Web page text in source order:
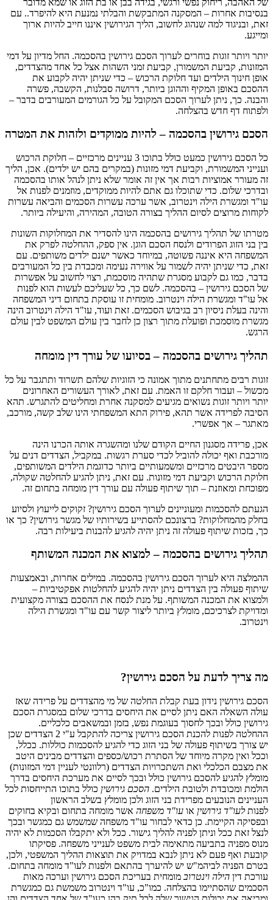
בנסיבות אחרות – המסקנה המתבקשת והבלתי נמנעת היא להיפרד.. עם
זאת, ובניגוד למה שנהוג לחשוב, הליך הגירושין איננו חייב להיות ארוך
ומייגע.
יותר ויותר זוגות בוחרים לערוך הסכם גירושין בהסכמה. החל מדיון על דמי
המזונות, קביעת המשמורן, קביעת זמני השהות אצל כל אחד מהצדדים,
אופן חינוך הילדים ועד חלוקת הרכוש – כדי שניתן יהיה לקבוע את
ההסכם באופן המקיף וההוגן ביותר, דרושה סבלנות, הקשבה, פשרה
והבנה. כך, ניתן לערוך הסכם המקובל על כל הגורמים המעורבים בדבר –
ולפתוח דף חדש בהצלחה.
הסכם גירושין בהסכמה – להיות ממוקדים ולזהות את המטרה
כל הסכם גירושין כמעט כולל בתוכו 3 עניינים מרכזיים – חלוקת הרכוש
וענייני המשמורת, וקביעת דמי מזונות (במקרים בהם יש ילדים). אכן, הליך
זה מעורר אמוציות רבות אך אין זה אומר שלא ניתן לנהל אותו בהסכמה
ובדרכי שלום. כדי שתוכלו גם אתם להיות ממוקדים, מוזמנים לפנות אל
עו"ד ומגשרת הילה וינטרוב, אשר ערכה עשרות הסכמים והביאה עשרות
לקוחות מרוצים לסיום ההליך בצורה הטובה, המהירה, והיעילה ביותר.
מטרתו של תהליך גירושים בהסכמה הינו להסדיר את המחלוקות השונות
בין בני הזוג הפרודים ולנסח הסכם הוגן. אין ספק, ההחלטה לפרק את
המשפחה היא איננה פשוטה, במיוחד כאשר ישנם ילדים משותפים. עם
זאת, כדי שניתן יהיה לשמור על אווירה נעימה ומכבדת בין כל המעורבים
בדבר, כמו גם לקבוע מסגרת שתהיה מוסכמת, רצוי לחשוב על אפשרות
של הסכם גירושין – בהסכמה. לשם כך, כל שעליכם לעשות הוא לפנות
אל עו"ד ומגשרת הילה וינטרוב. מומחית זו עוסקת בתחום דיני המשפחה
והינה בעלת ניסיון רב בגיבוש הסכמים. זאת ועוד, עו"ד הילה וינטרוב הינה
מגשרת מוסמכת ופועלת מתוך רצון כן לחבר בין עולם המשפט לבין עולם
הרגש.
תהליך גירושים בהסכמה – בסיועו של עורך דין מומחה
זוגות רבים מתחתנים מתוך אמונה כי הזוגיות שלהם תשרוד ותתגבר על כל
מכשול – ועבור חלקם זו האמת. עם זאת, לאורך העשורים האחרונים
יותר ויותר זוגות נשואים מגיעים למסקנה אחרת ומחליטים להתגרש. תהא
הסיבה לפרידה אשר תהא, פירוק התא המשפחתי הינו שלב קשה, מורכב,
מאתגר – אך אפשרי.
אכן, פרידה מסגנון החיים הקודם שלנו ומהשגרה אותה הכרנו הינה
מורכבת ואף יכולה להוביל לכדי סערת רגשות. במקביל, הצדדים דנים על
מספר היבטים מרכזיים ומשמעותיים ביותר כדוגמת הילדים המשותפים,
חלוקת הרכוש וקביעת דמי מזונות. עם זאת, ניתן להגיע להחלטה שקולה,
מפוכחת ומאוזנת – תוך שיתוף פעולה עם עורך דין מומחה בתחום זה.
הגעתם להסכמות ומעוניינים לערוך הסכם גירושין? זקוקים לייעוץ ולסיוע
בחלק מהמחלוקות? ברצונכם להסתייע בשירותיו של מגשר גירושין? כך או
כך, בזכות שיתוף פעולה זה ניתן יהיה להגיע להבנות ביעילות רבה.
תהליך גירושים בהסכמה – למצוא את המכנה המשותף
ההמלצה היא לערוך הסכם גירושין בהסכמה. במילים אחרות, ובאמצעות
שיתוף פעולה בין הצדדים ניתן יהיה להגיע להחלטות אפקטיביות –
ולמצוא את המכנה המשותף. על מנת לנסח את ההסכם בצורה מקצועית
ומדויקת לצרכיכם, מומלץ ביותר ליצור קשר עם עו"ד ומגשרת הילה
וינטרוב.
מה צריך לדעת על הסכם גירושין?
הסכם גירושין נידון בעת קבלת החלטה של מי מהצדדים על פרידה שאז
עולה השאלה האם ניתן לסיים את היחסים בדרכי שלום במסגרת הסכם
גירושין כולל ובכך לחסוך בעוגמת נפש, בזמן ובמשאבים כלכליים.
ההחלטה לפנות להכנת הסכם גירושין צריכה להתקבל ע"י 2 הצדדים שכן
יש צורך בשיתוף פעולה של בני הזוג כדי להגיע להסכמות כוללות. ככלל,
וככל ואין מקרה מיוחד של הסתרת רכוש/כספים והצדדים מבינים היטב
את מצבם הכלכלי ואת השתכרויות הצדדים (רלוונטי לעניין דמי המזונות)
מומלץ להגיע להסכם גירושין כולל ובכך לסיים את מערכת היחסים בדרך
הולמת ומכובדת ולטובת הילדים. הסכם גירושין כולל בתוכו התייחסות לכל
העניינים הנובעים מפרידת בני הזוג ולכן מומלץ בשלב הראשון
לפנותלעו"ד גירושין או עו"ד משפחה אשר מומחה בתחום ובקיא בחוקים
ובפסיקה הקיימת. כן כדאי לבחור עו"ד משפחה שמשמש גם כמגשר ובכך
לנצל זאת ככל וניתן לפניה להליך גישור. ככל ולא יתקבלו הסכמות לא יהיה
מנוס מפניה בתביעה מתאימה לבית משפט לענייני משפחה. פסיקתו
קובעת ואף פעם לא ניתן לנבא במדויק את תוצאות ההליך המשפטי, ולכן,
בטרם הפניה לביהמ"ש יש להיערך בהתאם ולפנות לעו"ד מומחה בתחום.
עורכת דין הילה וינטרוב מומחית בעריכת הסכם גירושין וערכה מאות
הסכמים שהסתיימו בהצלחה. כמו"כ, עו"ד וינטרוב משמשת גם כמגשרת